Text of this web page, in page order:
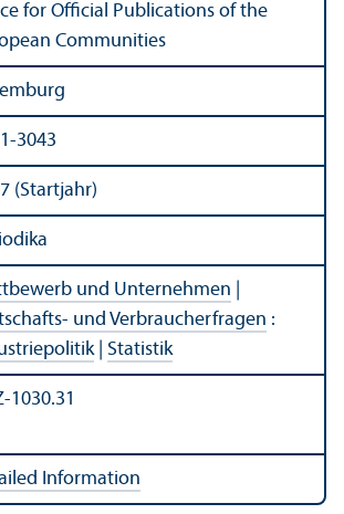
for Official Publications of the
Communities
3043
(Startjahr)
und Unternehmen
und Verbraucherfragen :
| Statistik
1030.31
Information